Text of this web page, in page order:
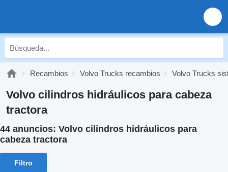
Recambios Volvo Trucks recambios Volvo Trucks
Volvo cilindros hidráulicos para cabeza
tractora
44 anuncios: Volvo cilindros hidráulicos para
cabeza tractora
Filtro